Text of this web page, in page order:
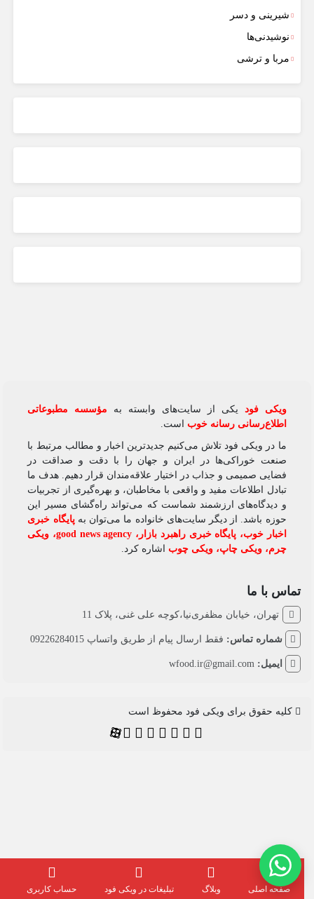
شیرینی و دسر
نوشیدنی‌ها
مربا و ترشی
ویکی‌ فودیکی از سایت‌های وابسته به
مؤسسه مطبوعاتی
اطلاع‌رسانی رسانه خوباست.
ما در ویکی‌ فود تلاش می‌کنیم جدیدترین اخبار و مطالب مرتبط با
صنعت خوراکی‌ها در ایران و جهان را با دقت و صداقت در
فضایی صمیمی و جذاب در اختیار علاقه‌مندان قرار دهیم. هدف ما
تبادل اطلاعات مفید و واقعی با مخاطبان، و بهره‌گیری از تجربیات
و دیدگاه‌های ارزشمند شماست که می‌تواند راه‌گشای مسیر این
حوزه باشد. از دیگر سایت‌های خانواده ما می‌توان بهپایگاه خبری
اخبار خوب،پایگاه خبری راهبرد بازار ،good news agency،ویکی
چرم،ویکی چاپ،ویکی چوباشاره کرد.
تماس با ما
تهران، خیابان مظفری‌نیا،کوچه علی غنی، پلاک 11
شماره تماس:فقط ارسال پیام از طریق واتساپ 09226284015
ایمیل:wfood.ir@gmail.com
کلیه حقوق برای ویکی فود محفوظ است
صفحه اصلی وبلاگ تبلیغات در ویکی فود حساب کاربری